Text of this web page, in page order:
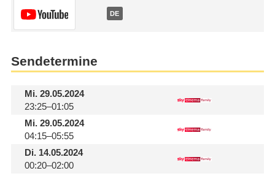
DE
Sendetermine
Mi.29.05.2024
23:25–01:05
Mi.29.05.2024
04:15–05:55
Di.14.05.2024
00:20–02:00